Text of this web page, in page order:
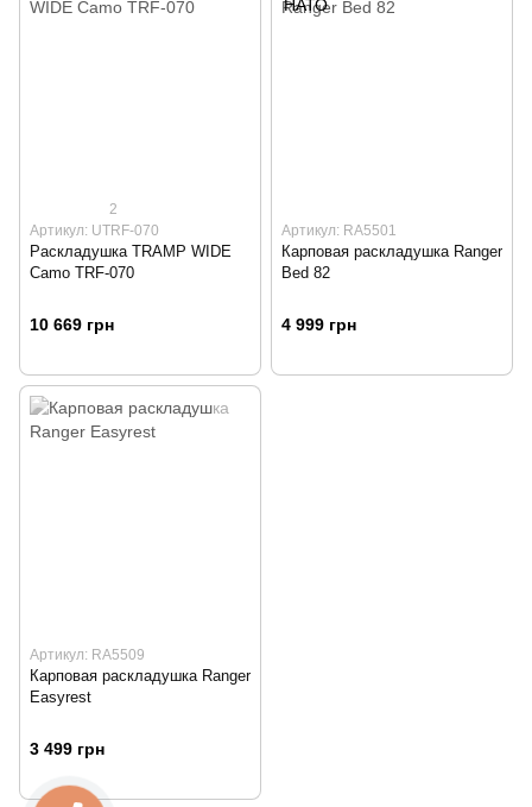
2
Артикул: UTRF-070
Раскладушка TRAMP WIDE
Camo TRF-070
10 669 грн
Артикул: RA5501
Карповая раскладушка Ranger
Bed 82
4 999 грн
Артикул: RA5509
Карповая раскладушка Ranger
Easyrest
3 499 грн